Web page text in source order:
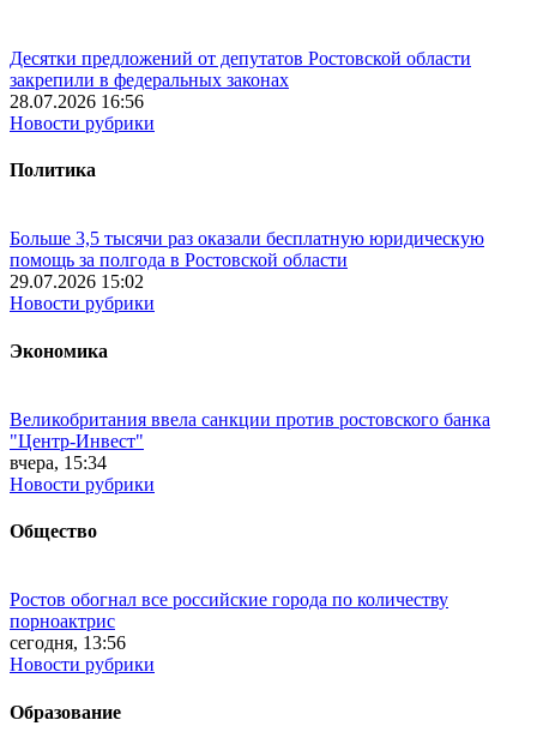
Десятки предложений от депутатов Ростовской области
закрепили в федеральных законах
28.07.2026 16:56
Новости рубрики
Политика
Больше 3,5 тысячи раз оказали бесплатную юридическую
помощь за полгода в Ростовской области
29.07.2026 15:02
Новости рубрики
Экономика
Великобритания ввела санкции против ростовского банка
"Центр-Инвест"
вчера, 15:34
Новости рубрики
Общество
Ростов обогнал все российские города по количеству
порноактрис
сегодня, 13:56
Новости рубрики
Образование